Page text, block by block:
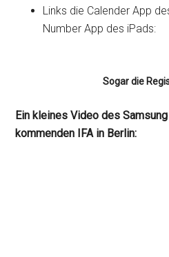
Links die Calender App
Number App des iPads:
Sogar die
Ein kleines Video des Samsung
kommenden IFA in Berlin: